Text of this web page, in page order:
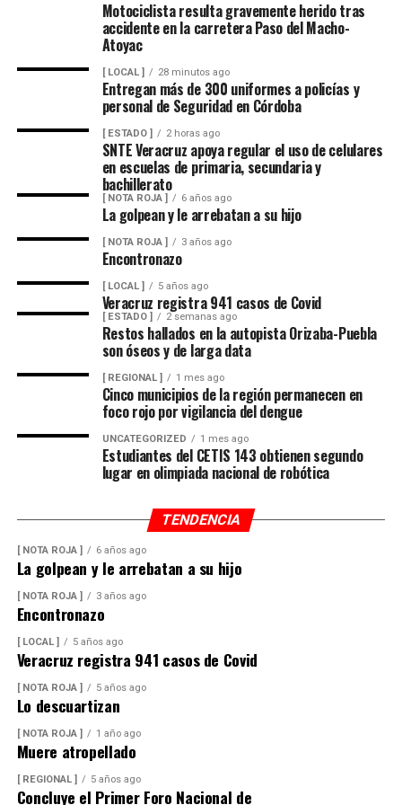
A la inauguración asistieron integrantes del Cabildo,
funcionarios municipales, representantes del comité de
obra y habitantes de la comunidad, quienes recorrieron
el tramo rehabilitado.
Con esta obra, el Ayuntamiento dio inicio formal al
programa de infraestructura de la presente
administración, con el objetivo de mejorar las vialidades
y fortalecer los servicios en distintos sectores del
municipio.
Como parte del seguimiento a la campaña, Laura Ochoa
Contreras informó a los beneficiarios que solicitará
evidencia fotográfica de la siembra de los árboles, con la
finalidad de verificar que los ejemplares sean plantados
y reciban los cuidados necesarios para su desarrollo.
Con este tipo de acciones, habitantes de San Matías Los
Mangos buscan incentivar la participación ciudadana en
actividades de conservación ambiental y fortalecer la
cultura de la reforestación en la comunidad.
Motociclista resulta gravemente herido tras
accidente en la carretera Paso del Macho-
Atoyac
[ LOCAL ] 28 minutos ago
Entregan más de 300 uniformes a policías y
personal de Seguridad en Córdoba
[ ESTADO ] 2 horas ago
SNTE Veracruz apoya regular el uso de celulares
en escuelas de primaria, secundaria y
bachillerato
[ NOTA ROJA ] 6 años ago
La golpean y le arrebatan a su hijo
[ NOTA ROJA ] 3 años ago
Encontronazo
[ LOCAL ] 5 años ago
Veracruz registra 941 casos de Covid
[ ESTADO ] 2 semanas ago
Restos hallados en la autopista Orizaba-Puebla
son óseos y de larga data
[ REGIONAL ] 1 mes ago
Cinco municipios de la región permanecen en
foco rojo por vigilancia del dengue
UNCATEGORIZED 1 mes ago
Estudiantes del CETIS 143 obtienen segundo
lugar en olimpiada nacional de robótica
TENDENCIA
[ NOTA ROJA ] 6 años ago
La golpean y le arrebatan a su hijo
[ NOTA ROJA ] 3 años ago
Encontronazo
[ LOCAL ] 5 años ago
Veracruz registra 941 casos de Covid
[ NOTA ROJA ] 5 años ago
Lo descuartizan
[ NOTA ROJA ] 1 año ago
Muere atropellado
[ REGIONAL ] 5 años ago
Concluye el Primer Foro Nacional de